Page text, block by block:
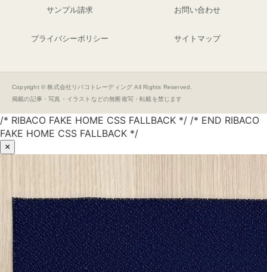
サンプル請求 お問い合わせ
プライバシーポリシー サイトマップ
Copyright © 株式会社リバコトレーディング All Rights Reserved.
掲載の記事・写真・イラストなどの無断複写・転載を禁じます
/* RIBACO FAKE HOME CSS FALLBACK */ /* END RIBACO
FAKE HOME CSS FALLBACK */
×